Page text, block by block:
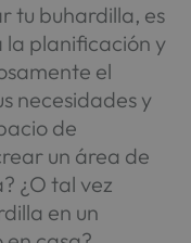
tu buhardilla, es
planificación y
el
necesidades y
de
un área de
¿O tal vez
en un